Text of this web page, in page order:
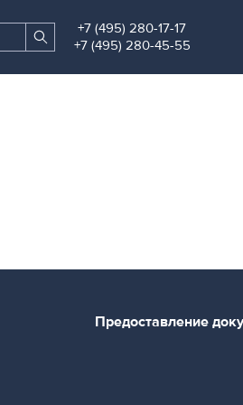
Search
site
Find
+7 (495) 280-17-17
+7 (495) 280-45-55
Предоставление